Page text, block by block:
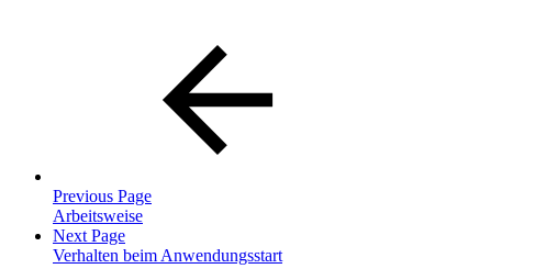
Previous Page
Arbeitsweise
Next Page
Verhalten beim Anwendungsstart